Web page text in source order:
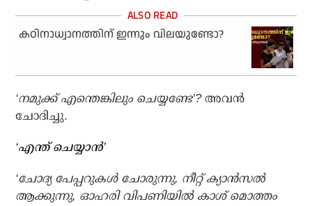
കഠിനാധ്വാനത്തിന് ഇന്നും വിലയുണ്ടോ?
‘നമുക്ക് എന്തെങ്കിലും ചെയ്യണ്ടേ’?അവന്‍
ചോദിച്ചു.
‘എന്ത് ചെയ്യാന്‍’
‘ചോദ്യ പേപ്പറുകള്‍ ചോരുന്നു, നീറ്റ് ക്യാന്‍സല്‍
ആക്കുന്നു, ഓഹരി വിപണിയില്‍ കാശ് മൊത്തം